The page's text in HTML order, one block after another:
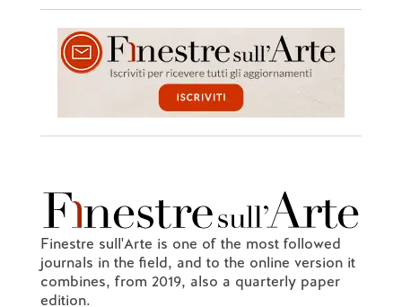
Finestre sull'Arte is one of the most followed
journals in the field, and to the online version it
combines, from 2019, also a quarterly paper
edition.